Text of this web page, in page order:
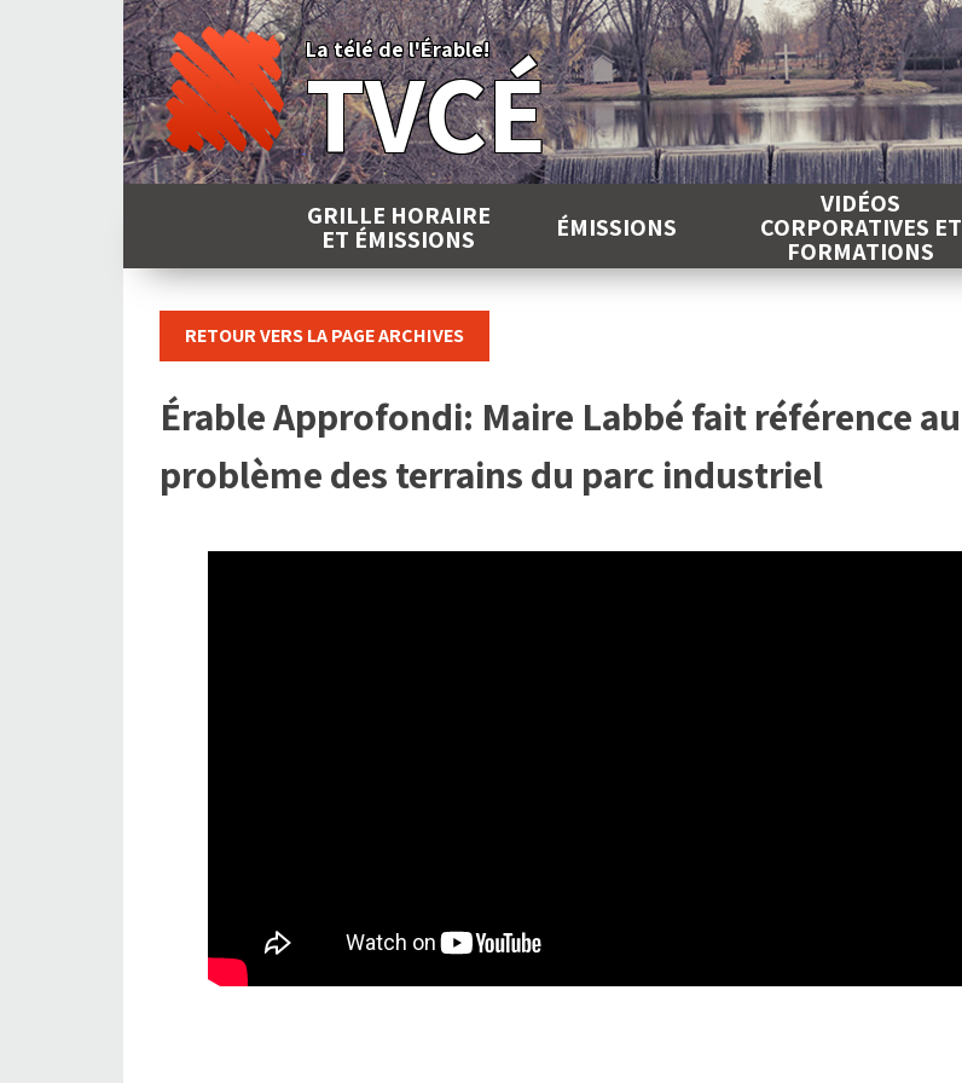
La télé de l'Érable!
TVCÉ
GRILLE HORAIRE
ET ÉMISSIONS ÉMISSIONS
VIDÉOS
CORPORATIVES ET
FORMATIONS
RETOUR VERS LA PAGE ARCHIVES
Érable Approfondi: Maire Labbé fait référence au
problème des terrains du parc industriel